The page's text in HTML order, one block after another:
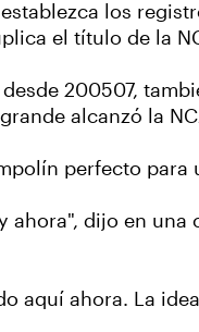
los
el título de la
200507,
alcanzó la
perfecto
dijo en
aquí ahora. La